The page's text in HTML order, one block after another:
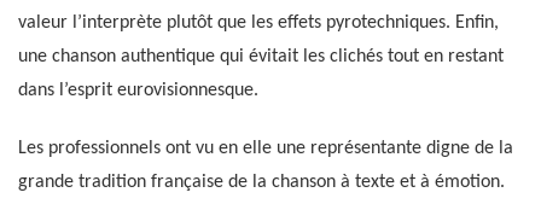
valeur l’interprète plutôt que les effets pyrotechniques. Enfin,
une chanson authentique qui évitait les clichés tout en restant
dans l’esprit eurovisionnesque.
Les professionnels ont vu en elle une représentante digne de la
grande tradition française de la chanson à texte et à émotion.